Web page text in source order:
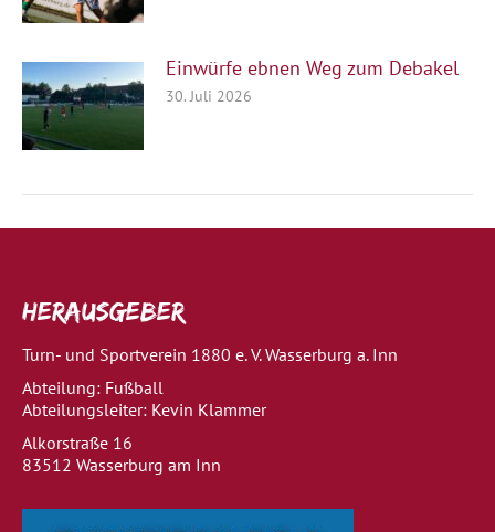
Einwürfe ebnen Weg zum Debakel
30. Juli 2026
Herausgeber
Turn- und Sportverein 1880 e. V. Wasserburg a. Inn
Abteilung: Fußball
Abteilungsleiter: Kevin Klammer
Alkorstraße 16
83512 Wasserburg am Inn